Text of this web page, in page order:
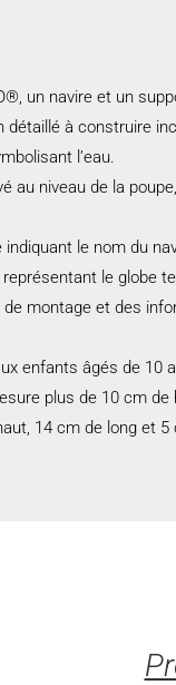
un navire et un
détaillé à construire
l’eau.
au niveau de la
le nom du
le globe
montage et des
enfants âgés de 10
plus de 10 cm
14 cm de long et 5